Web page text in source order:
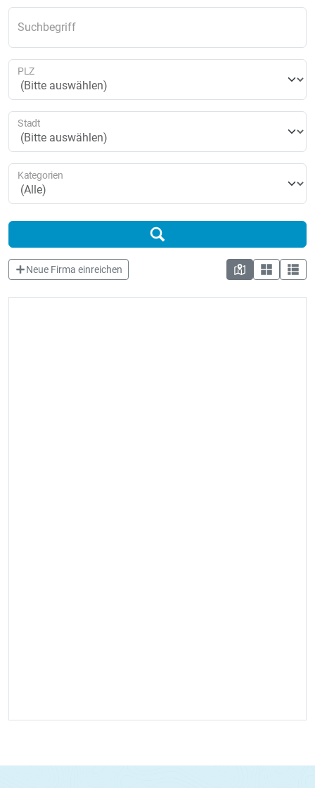
Suchbegriff
PLZ
Stadt
Kategorien
Neue Firma einreichen